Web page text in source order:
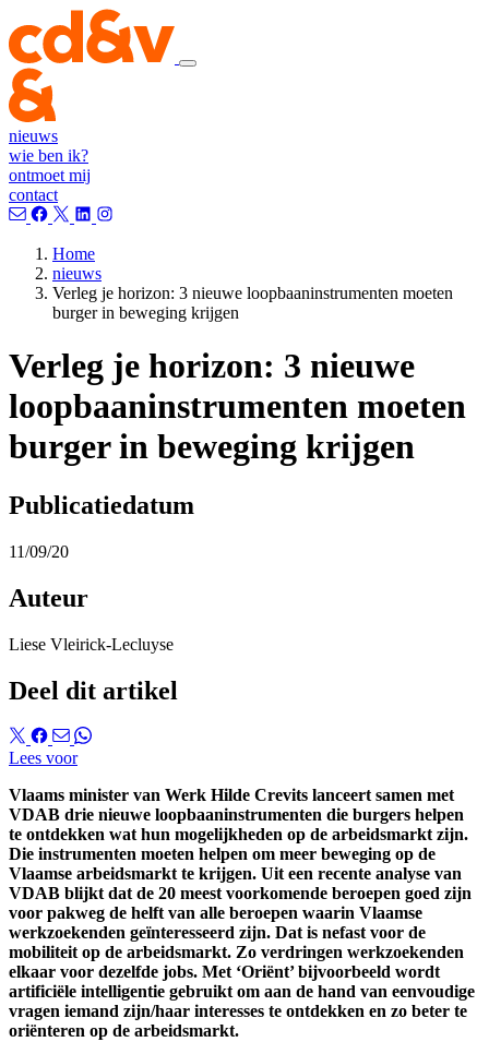
nieuws
wie ben ik?
ontmoet mij
contact
Home
nieuws
Verleg je horizon: 3 nieuwe loopbaaninstrumenten moeten
burger in beweging krijgen
Verleg je horizon: 3 nieuwe
loopbaaninstrumenten moeten
burger in beweging krijgen
Publicatiedatum
11/09/20
Auteur
Liese Vleirick-Lecluyse
Deel dit artikel
Lees voor
Vlaams minister van Werk Hilde Crevits lanceert samen met
VDAB drie nieuwe loopbaaninstrumenten die burgers helpen
te ontdekken wat hun mogelijkheden op de arbeidsmarkt zijn.
Die instrumenten moeten helpen om meer beweging op de
Vlaamse arbeidsmarkt te krijgen. Uit een recente analyse van
VDAB blijkt dat de 20 meest voorkomende beroepen goed zijn
voor pakweg de helft van alle beroepen waarin Vlaamse
werkzoekenden geïnteresseerd zijn. Dat is nefast voor de
mobiliteit op de arbeidsmarkt. Zo verdringen werkzoekenden
elkaar voor dezelfde jobs. Met ‘Oriënt’ bijvoorbeeld wordt
artificiële intelligentie gebruikt om aan de hand van eenvoudige
vragen iemand zijn/haar interesses te ontdekken en zo beter te
oriënteren op de arbeidsmarkt.